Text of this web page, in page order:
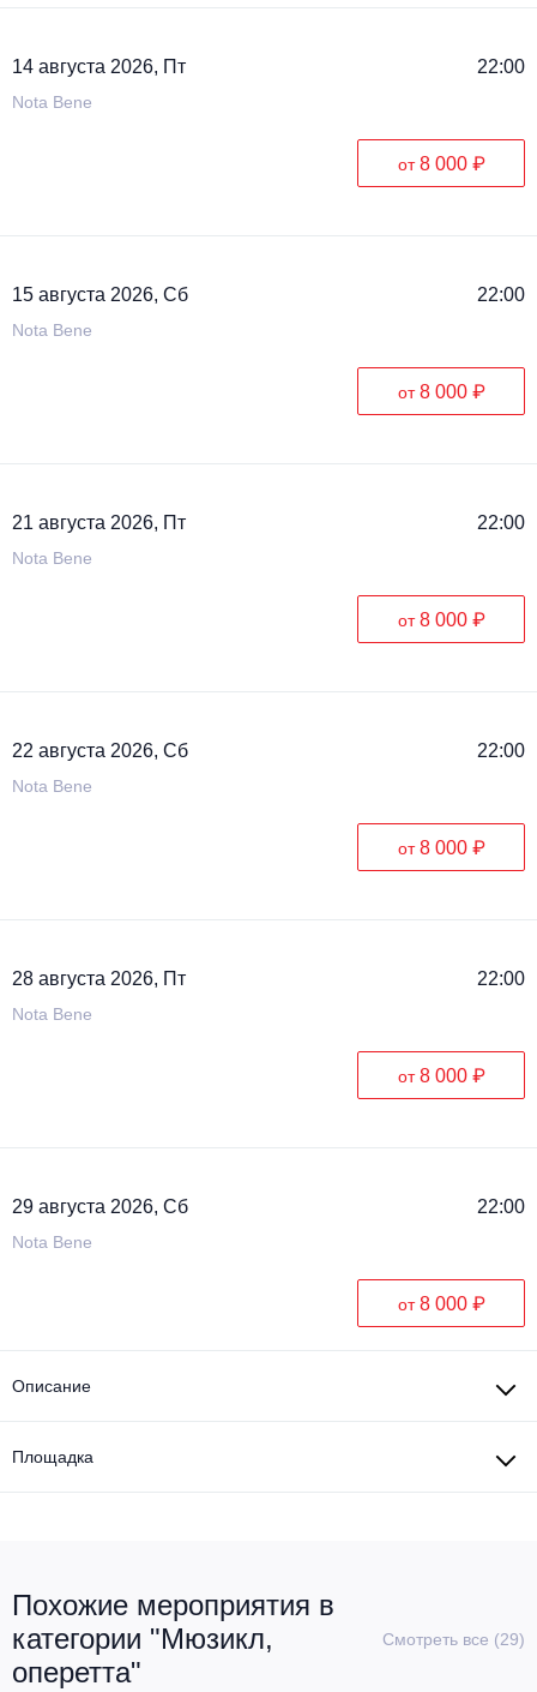
14 августа 2026, Пт 22:00
Nota Bene
от8 000 ₽
15 августа 2026, Сб 22:00
Nota Bene
от8 000 ₽
21 августа 2026, Пт 22:00
Nota Bene
от8 000 ₽
22 августа 2026, Сб 22:00
Nota Bene
от8 000 ₽
28 августа 2026, Пт 22:00
Nota Bene
от8 000 ₽
29 августа 2026, Сб 22:00
Nota Bene
от8 000 ₽
Описание
Площадка
Похожие мероприятия в
категории "Мюзикл,
оперетта"
Смотреть все (29)